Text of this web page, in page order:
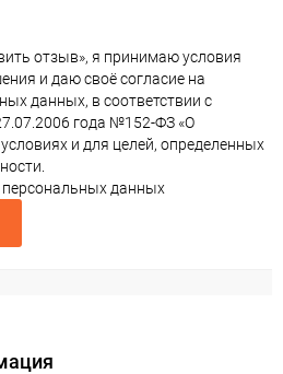
отзыв», я принимаю условия
и даю своё согласие на
данных, в соответствии с
года №152-ФЗ «О
и для целей, определенных
персональных данных